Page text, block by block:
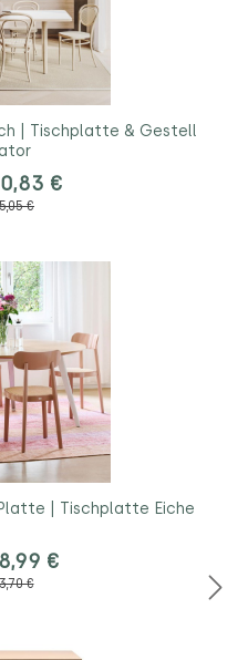
| Tischplatte & Gestell
€
€
| Tischplatte Eiche
€
€